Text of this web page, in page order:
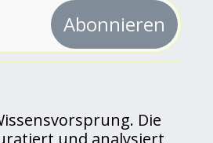
Abonnieren
Die
und analysiert